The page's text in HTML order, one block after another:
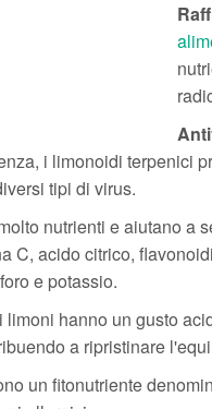
i limonoidi terpenici
tipi di virus.
nutrienti e aiutano a
C, acido citrico,
e potassio.
limoni hanno un gusto
a ripristinare
un fitonutriente